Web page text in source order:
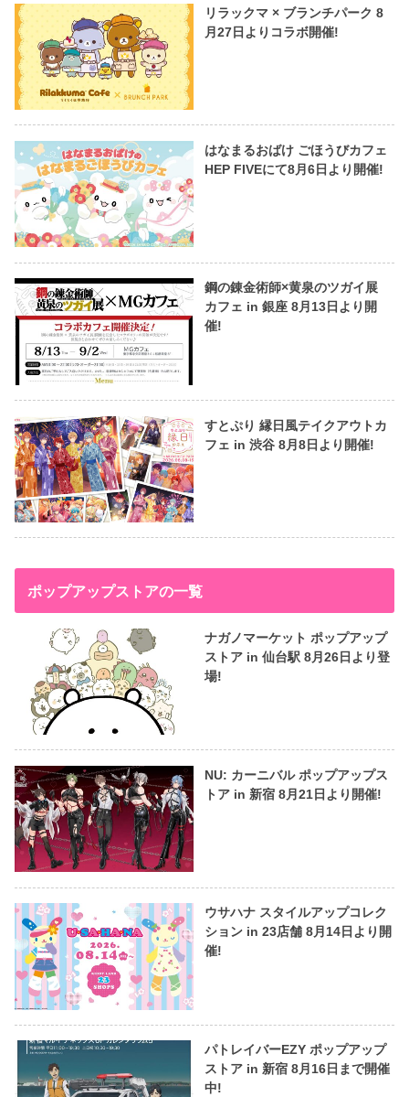
リラックマ × ブランチパーク 8
月27日よりコラボ開催!
はなまるおばけ ごほうびカフェ
HEP FIVEにて8月6日より開催!
鋼の錬金術師×黄泉のツガイ展
カフェ in 銀座 8月13日より開
催!
すとぷり 縁日風テイクアウトカ
フェ in 渋谷 8月8日より開催!
ポップアップストアの一覧
ナガノマーケット ポップアップ
ストア in 仙台駅 8月26日より登
場!
NU: カーニバル ポップアップス
トア in 新宿 8月21日より開催!
ウサハナ スタイルアップコレク
ション in 23店舗 8月14日より開
催!
パトレイバーEZY ポップアップ
ストア in 新宿 8月16日まで開催
中!